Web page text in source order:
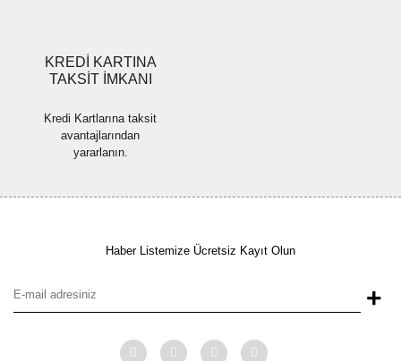
KREDİ KARTINA
TAKSİT İMKANI
Kredi Kartlarına taksit
avantajlarından
yararlanın.
Haber Listemize Ücretsiz Kayıt Olun
+